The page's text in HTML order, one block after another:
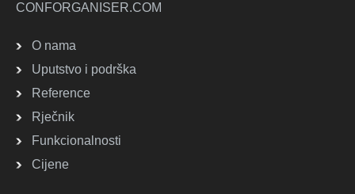
CONFORGANISER.COM
O nama
Uputstvo i podrška
Reference
Rječnik
Funkcionalnosti
Cijene